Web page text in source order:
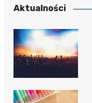
Aktualności